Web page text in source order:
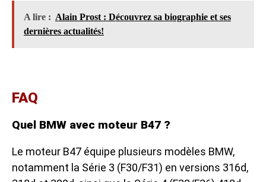
A lire : Alain Prost : Découvrez sa biographie et ses
dernières actualités!
FAQ
Quel BMW avec moteur B47 ?
Le moteur B47 équipe plusieurs modèles BMW,
notamment la Série 3 (F30/F31) en versions 316d,